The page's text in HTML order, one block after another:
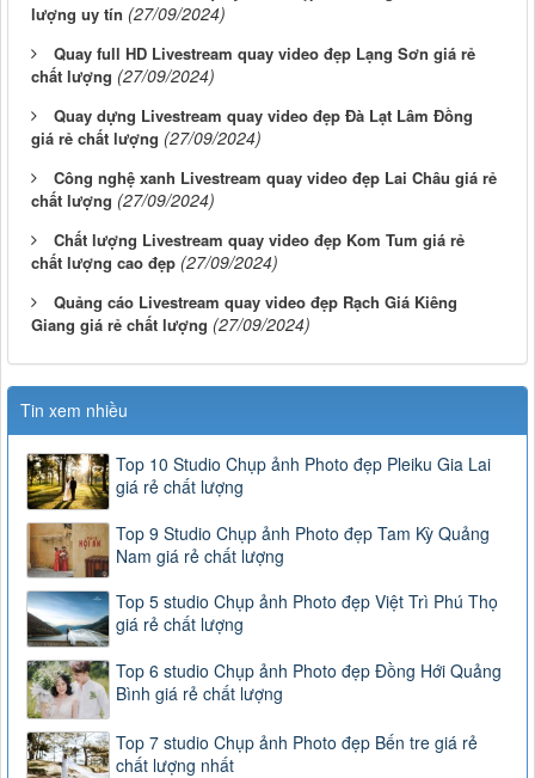
lượng uy tín (27/09/2024)
Quay full HD Livestream quay video đẹp Lạng Sơn giá rẻ
chất lượng (27/09/2024)
Quay dựng Livestream quay video đẹp Đà Lạt Lâm Đồng
giá rẻ chất lượng (27/09/2024)
Công nghệ xanh Livestream quay video đẹp Lai Châu giá rẻ
chất lượng (27/09/2024)
Chất lượng Livestream quay video đẹp Kom Tum giá rẻ
chất lượng cao đẹp (27/09/2024)
Quảng cáo Livestream quay video đẹp Rạch Giá Kiêng
Giang giá rẻ chất lượng (27/09/2024)
Tin xem nhiều
Top 10 Studio Chụp ảnh Photo đẹp Pleiku Gia Lai
giá rẻ chất lượng
Top 9 Studio Chụp ảnh Photo đẹp Tam Kỳ Quảng
Nam giá rẻ chất lượng
Top 5 studio Chụp ảnh Photo đẹp Việt Trì Phú Thọ
giá rẻ chất lượng
Top 6 studio Chụp ảnh Photo đẹp Đồng Hới Quảng
Bình giá rẻ chất lượng
Top 7 studio Chụp ảnh Photo đẹp Bến tre giá rẻ
chất lượng nhất